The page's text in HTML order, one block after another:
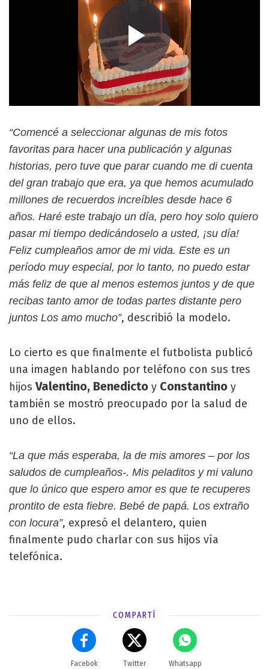
“Comencé a seleccionar algunas de mis fotos
favoritas para hacer una publicación y algunas
historias, pero tuve que parar cuando me di cuenta
del gran trabajo que era, ya que hemos acumulado
millones de recuerdos increíbles desde hace 6
años. Haré este trabajo un día, pero hoy solo quiero
pasar mi tiempo dedicándoselo a usted, ¡su día!
Feliz cumpleaños amor de mi vida. Este es un
período muy especial, por lo tanto, no puedo estar
más feliz de que al menos estemos juntos y de que
recibas tanto amor de todas partes distante pero
juntos Los amo mucho”, describió la modelo.
Lo cierto es que finalmente el futbolista publicó
una imagen hablando por teléfono con sus tres
hijosValentino, Benedicto y Constantino y
también se mostró preocupado por la salud de
uno de ellos.
“La que más esperaba, la de mis amores – por los
saludos de cumpleaños-. Mis peladitos y mi valuno
que lo único que espero amor es que te recuperes
prontito de esta fiebre. Bebé de papá. Los extraño
con locura”, expresó el delantero, quien
finalmente pudo charlar con sus hijos vía
telefónica.
COMPARTÍ
Facebok Twitter Whatsapp